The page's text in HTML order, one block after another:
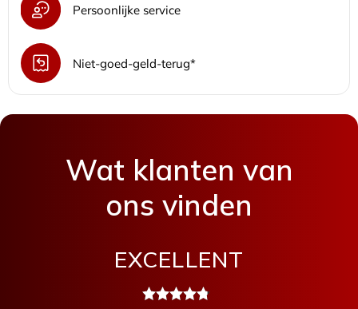
Persoonlijke service
Niet-goed-geld-terug*
Wat klanten van
ons vinden
EXCELLENT